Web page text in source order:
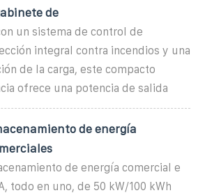
de
un sistema de control de
integral contra incendios y una
de la carga, este compacto
ofrece una potencia de salida
de energía
de energía comercial e
todo en uno, de 50 kW/100 kWh